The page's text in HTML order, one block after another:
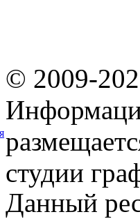
© 2009-
студии
Данный